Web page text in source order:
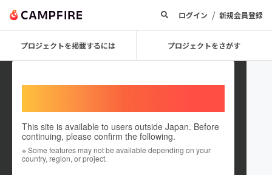
ログイン / 新規会員登録
プロジェクトを掲載するには プロジェクトをさがす
This site is available to users outside Japan. Before
continuing, please confirm the following.
※ Some features may not be available depending on your
country, region, or project.
lightupcoffee